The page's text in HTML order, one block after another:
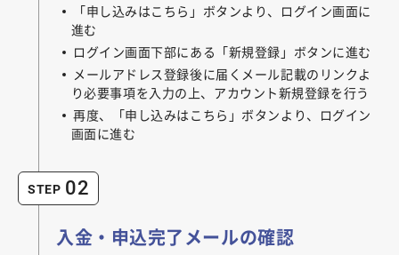
「申し込みはこちら」ボタンより、ログイン画面に
進む
ログイン画面下部にある「新規登録」ボタンに進む
メールアドレス登録後に届くメール記載のリンクよ
り必要事項を入力の上、アカウント新規登録を行う
再度、「申し込みはこちら」ボタンより、ログイン
画面に進む
STEP 02
入金・申込完了メールの確認